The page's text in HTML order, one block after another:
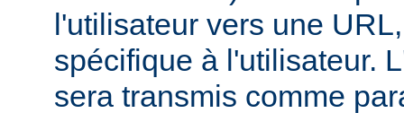
l'utilisateur vers une
spécifique à l'utilisateur.
sera transmis comme